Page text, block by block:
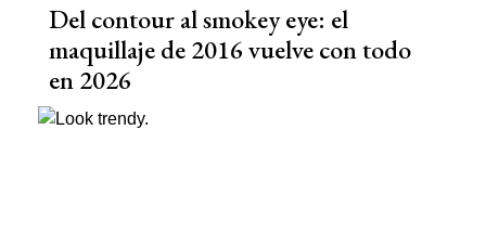
Del contour al smokey eye: el
maquillaje de 2016 vuelve con todo
en 2026